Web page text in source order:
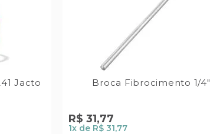
Jacto Broca Fibrocimento 1/4"
R$ 31,77
1x de R$ 31,77